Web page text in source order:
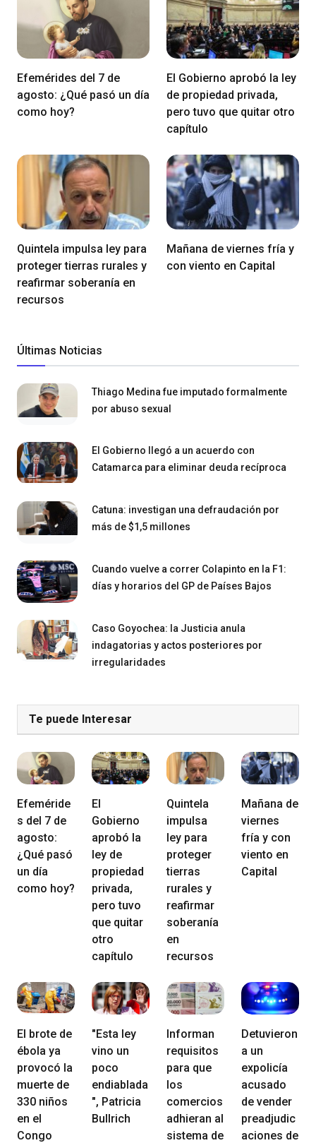
Efemérides del 7 de
agosto: ¿Qué pasó un día
como hoy?
El Gobierno aprobó la ley
de propiedad privada,
pero tuvo que quitar otro
capítulo
Quintela impulsa ley para
proteger tierras rurales y
reafirmar soberanía en
recursos
Mañana de viernes fría y
con viento en Capital
Últimas Noticias
Thiago Medina fue imputado formalmente
por abuso sexual
El Gobierno llegó a un acuerdo con
Catamarca para eliminar deuda recíproca
Catuna: investigan una defraudación por
más de $1,5 millones
Cuando vuelve a correr Colapinto en la F1:
días y horarios del GP de Países Bajos
Caso Goyochea: la Justicia anula
indagatorias y actos posteriores por
irregularidades
Te puede Interesar
Efeméride
s del 7 de
agosto:
¿Qué pasó
un día
como hoy?
El
Gobierno
aprobó la
ley de
propiedad
privada,
pero tuvo
que quitar
otro
capítulo
Quintela
impulsa
ley para
proteger
tierras
rurales y
reafirmar
soberanía
en
recursos
Mañana de
viernes
fría y con
viento en
Capital
El brote de
ébola ya
provocó la
muerte de
330 niños
en el
Congo
"Esta ley
vino un
poco
endiablada
", Patricia
Bullrich
Informan
requisitos
para que
los
comercios
adhieran al
sistema de
Detuvieron
a un
expolicía
acusado
de vender
preadjudic
aciones de